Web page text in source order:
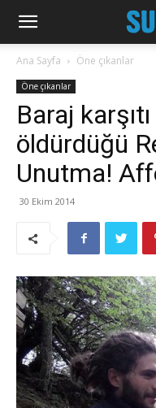
Ana Sayfa Öne çıkanlar
Öne çıkanlar
Baraj
öldürdüğü
Unutma!
30 Ekim 2014